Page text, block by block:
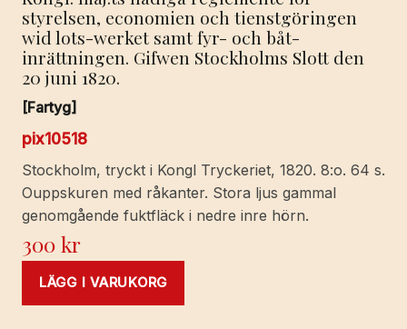
styrelsen, economien och tienstgöringen
wid lots-werket samt fyr- och båt-
inrättningen. Gifwen Stockholms Slott den
20 juni 1820.
[Fartyg]
pix10518
Stockholm, tryckt i Kongl Tryckeriet, 1820. 8:o. 64 s.
Ouppskuren med råkanter. Stora ljus gammal
genomgående fuktfläck i nedre inre hörn.
300kr
LÄGG I VARUKORG